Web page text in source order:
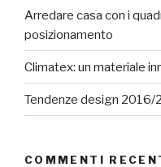
Arredare casa con i
posizionamento
Climatex: un materiale
Tendenze design 2016/
COMMENTI